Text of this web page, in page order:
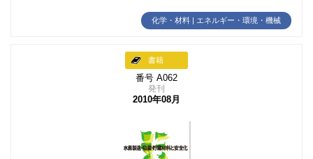
化学・材料 | エネルギー・環境・機械
書籍
番号 A062
発刊
2010年08月